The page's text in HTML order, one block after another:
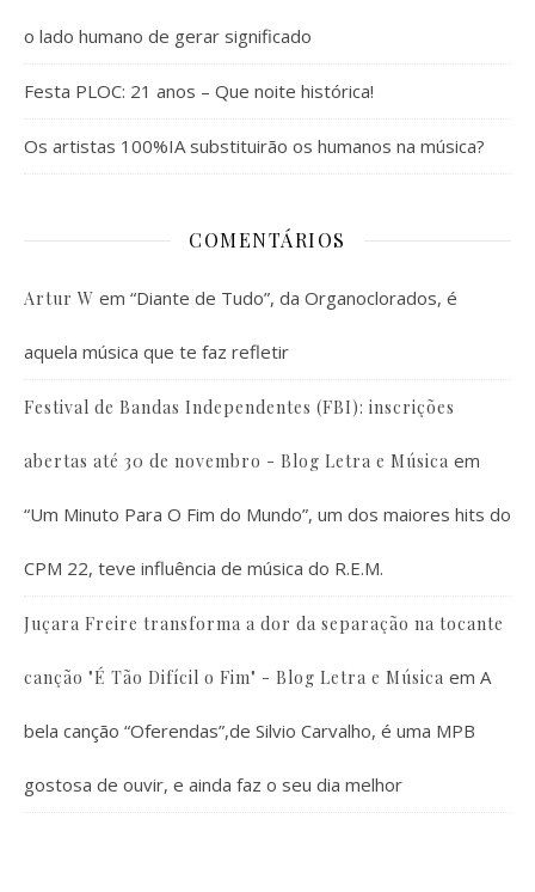
o lado humano de gerar significado
Festa PLOC: 21 anos – Que noite histórica!
Os artistas 100%IA substituirão os humanos na música?
COMENTÁRIOS
Artur W em “Diante de Tudo”, da Organoclorados, é
aquela música que te faz refletir
Festival de Bandas Independentes (FBI): inscrições
abertas até 30 de novembro - Blog Letra e Música em
“Um Minuto Para O Fim do Mundo”, um dos maiores hits do
CPM 22, teve influência de música do R.E.M.
Juçara Freire transforma a dor da separação na tocante
canção "É Tão Difícil o Fim" - Blog Letra e Música em A
bela canção “Oferendas”,de Silvio Carvalho, é uma MPB
gostosa de ouvir, e ainda faz o seu dia melhor